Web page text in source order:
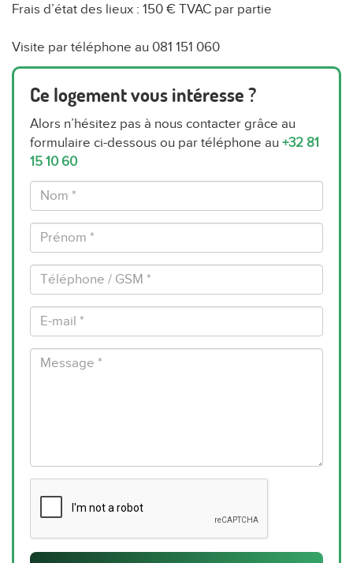
Frais d’état des lieux : 150 € TVAC par partie
Visite par téléphone au 081 151 060
Ce logement vous intéresse ?
Alors n’hésitez pas à nous contacter grâce au
formulaire ci-dessous ou par téléphone au +32 81
15 10 60
Nom
*
Prénom
*
Téléphone
/
GSM
*mail
* Message